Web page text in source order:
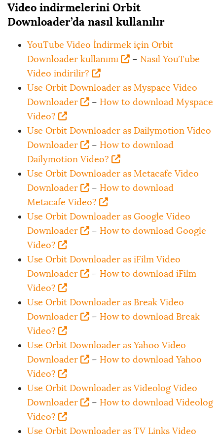
Video indirmelerini Orbit
Downloader’da nasıl kullanılır
YouTube Video İndirmek için Orbit
Downloader kullanımı
– Nasıl YouTube
Video indirilir?
Use Orbit Downloader as Myspace Video
Downloader
– How to download Myspace
Video?
Use Orbit Downloader as Dailymotion Video
Downloader
– How to download
Dailymotion Video?
Use Orbit Downloader as Metacafe Video
Downloader
– How to download
Metacafe Video?
Use Orbit Downloader as Google Video
Downloader
– How to download Google
Video?
Use Orbit Downloader as iFilm Video
Downloader
– How to download iFilm
Video?
Use Orbit Downloader as Break Video
Downloader
– How to download Break
Video?
Use Orbit Downloader as Yahoo Video
Downloader
– How to download Yahoo
Video?
Use Orbit Downloader as Videolog Video
Downloader
– How to download Videolog
Video?
Use Orbit Downloader as TV Links Video